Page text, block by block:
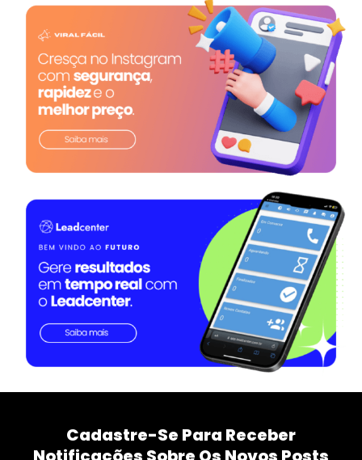
Cadastre-Se Para Receber